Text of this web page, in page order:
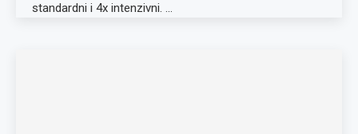
standardni i 4x intenzivni. …